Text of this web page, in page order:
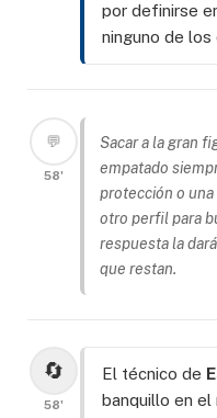
por definirse
ninguno de
💬
58'
Sacar a la gran
empatado
protección o
otro perfil para
respuesta la
que restan.
🔄
58'
El técnico de
banquillo en